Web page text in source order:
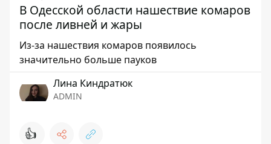
В Одесской области нашествие комаров
после ливней и жары
Из-за нашествия комаров появилось
значительно больше пауков
Лина Киндратюк
ADMIN
👍